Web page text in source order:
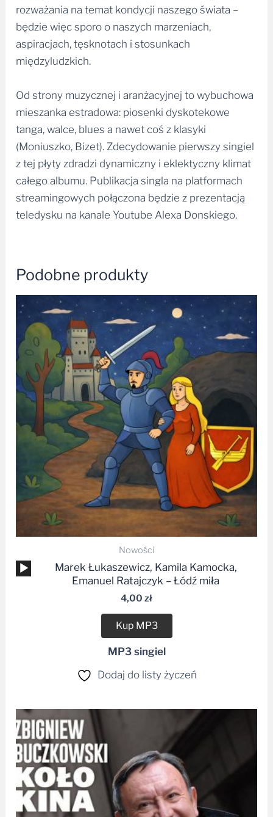
rozważania na temat kondycji naszego świata –
będzie więc sporo o naszych marzeniach,
aspiracjach, tęsknotach i stosunkach
międzyludzkich.
Od strony muzycznej i aranżacyjnej to wybuchowa
mieszanka estradowa: piosenki dyskotekowe
tanga, walce, blues a nawet coś z klasyki
(Moniuszko, Bizet). Zdecydowanie pierwszy singiel
z tej płyty zdradzi dynamiczny i eklektyczny klimat
całego albumu. Publikacja singla na platformach
streamingowych połączona będzie z prezentacją
teledysku na kanale Youtube Alexa Donskiego.
Podobne produkty
Nowości
Odtwarzacz
plików
dźwiękowych
Marek Łukaszewicz, Kamila Kamocka,
Emanuel Ratajczyk – Łódź miła
4,00 zł
Kup MP3
MP3 singiel
Dodaj do listy życzeń